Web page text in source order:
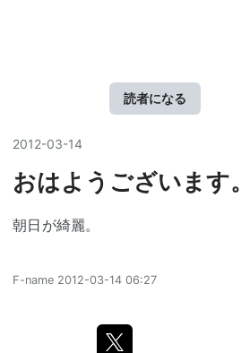
読者になる
2012-03-14
おはようございます。
朝日が綺麗。
F-name 2012-03-14 06:27